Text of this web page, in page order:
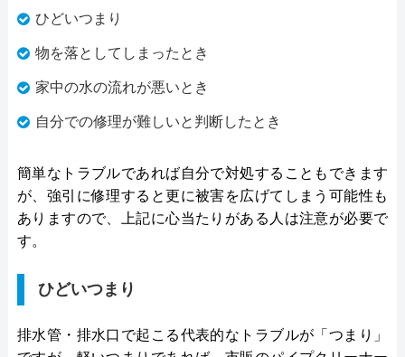
ひどいつまり
物を落としてしまったとき
家中の水の流れが悪いとき
自分での修理が難しいと判断したとき
簡単なトラブルであれば自分で対処することもできます
が、強引に修理すると更に被害を広げてしまう可能性も
ありますので、上記に心当たりがある人は注意が必要で
す。
ひどいつまり
排水管・排水口で起こる代表的なトラブルが「つまり」